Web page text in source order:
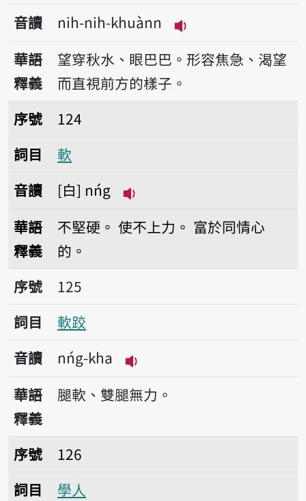
音讀
nih-nih-khuànn
播放音讀nih-nih-
華語
釋義
望穿秋水、眼巴巴。形容焦急、渴望
而直視前方的樣子。
序號124軟
序號
124
詞目
軟
音讀
白 nńg
華語
釋義
不堅硬。 使不上力。 富於同情心
的。
序號125軟跤
序號
125
詞目
軟跤
音讀
nńg-kha
播放音讀nńg-kha
華語
釋義
腿軟、雙腿無力。
序號126學人
序號
126
詞目
學人